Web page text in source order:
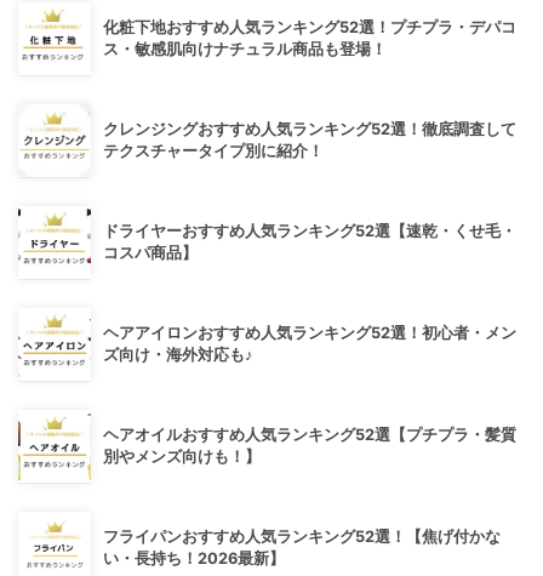
化粧下地おすすめ人気ランキング52選！プチプラ・デパコ
ス・敏感肌向けナチュラル商品も登場！
クレンジングおすすめ人気ランキング52選！徹底調査して
テクスチャータイプ別に紹介！
ドライヤーおすすめ人気ランキング52選【速乾・くせ毛・
コスパ商品】
ヘアアイロンおすすめ人気ランキング52選！初心者・メン
ズ向け・海外対応も♪
ヘアオイルおすすめ人気ランキング52選【プチプラ・髪質
別やメンズ向けも！】
フライパンおすすめ人気ランキング52選！【焦げ付かな
い・長持ち！2026最新】